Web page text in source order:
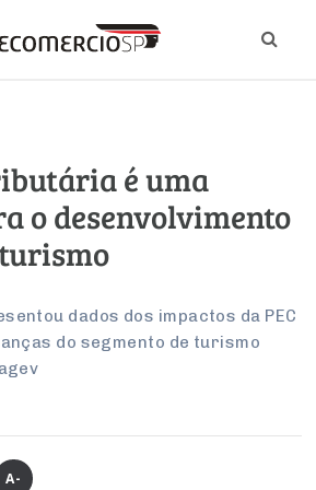
Relações do Trabalho
é uma
o desenvolvimento
dados dos impactos da PEC
do segmento de turismo
A-